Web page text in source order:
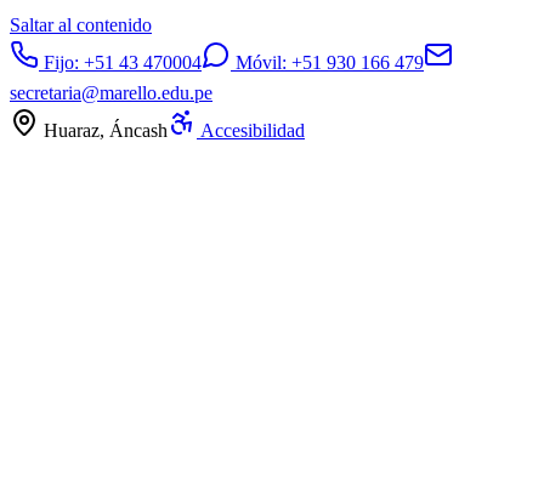
Saltar al contenido
Fijo: +51 43 470004 Móvil: +51 930 166 479
secretaria@marello.edu.pe
Huaraz, Áncash
Accesibilidad